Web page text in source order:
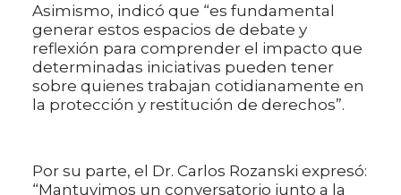
Asimismo, indicó que “es fundamental
generar estos espacios de debate y
reflexión para comprender el impacto que
determinadas iniciativas pueden tener
sobre quienes trabajan cotidianamente en
la protección y restitución de derechos”.
Por su parte, el Dr. Carlos Rozanski expresó:
“Mantuvimos un conversatorio junto a la